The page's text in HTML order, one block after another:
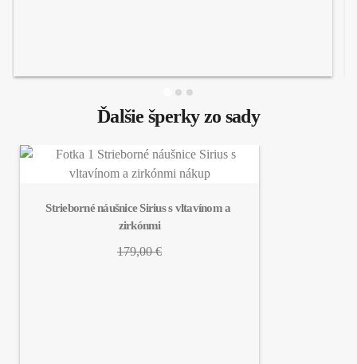
Ďalšie šperky zo sady
Strieborné náušnice Sirius s vltavínom a
zirkónmi
179,00 €